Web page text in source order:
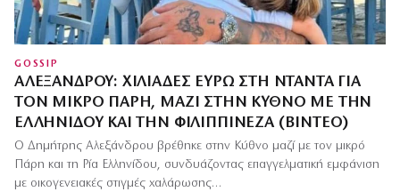
GOSSIP
ΑΛΕΞΆΝΔΡΟΥ: ΧΙΛΙΆΔΕΣ ΕΥΡΏ ΣΤΗ ΝΤΑΝΤΆ ΓΙΑ
ΤΟΝ ΜΙΚΡΌ ΠΆΡΗ, ΜΑΖΊ ΣΤΗΝ ΚΎΘΝΟ ΜΕ ΤΗΝ
ΕΛΛΗΝΊΔΟΥ ΚΑΙ ΤΗΝ ΦΙΛΙΠΠΙΝΈΖΑ (ΒΊΝΤΕΟ)
Ο Δημήτρης Αλεξάνδρου βρέθηκε στην Κύθνο μαζί με τον μικρό
Πάρη και τη Ρία Ελληνίδου, συνδυάζοντας επαγγελματική εμφάνιση
με οικογενειακές στιγμές χαλάρωσης…